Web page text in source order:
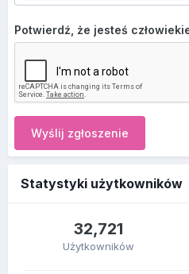
Potwierdź, że jesteś
Wyślij zgłoszenie
Statystyki użytkowników
32,721
Użytkowników